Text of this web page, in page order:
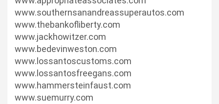
www.southernsanandreassuperautos.com
www.thebankofliberty.com
www.jackhowitzer.com
www.bedevinweston.com
www.lossantoscustoms.com
www.lossantosfreegans.com
www.hammersteinfaust.com
www.suemurry.com